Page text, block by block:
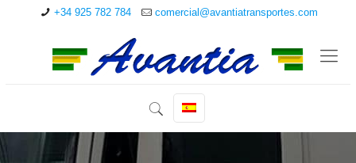
+34 925 782 784 comercial@avantiatransportes.com